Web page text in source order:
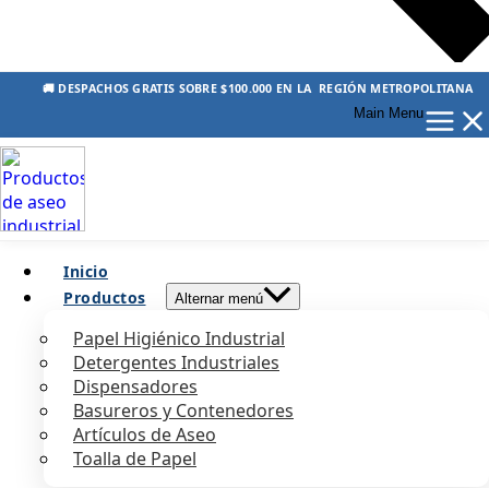
🚚 DESPACHOS GRATIS SOBRE $100.000 EN LA REGIÓN METROPOLITANA
Main Menu
Inicio
Productos
Alternar menú
Papel Higiénico Industrial
Detergentes Industriales
Dispensadores
Basureros y Contenedores
Artículos de Aseo
Toalla de Papel